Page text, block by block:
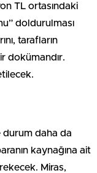
TL ortasındaki
doldurulması
tarafların
dokümandır.
durum daha da
kaynağına ait
Miras,